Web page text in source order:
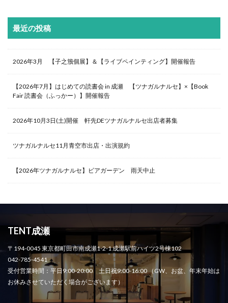
最近の投稿
2026年3月 【子之籏個展】＆【ライブペインティング】開催報告
【2026年7月】はじめての読書会 in 成瀬 【ツナガルナルセ】×【Book
Fair 読書会（ふっかー）】開催報告
2026年10月3日(土)開催 軒先DEツナガルナルセ出店者募集
ツナガルナルセ11月青空市出店・出演規約
【2026年ツナガルナルセ】ビアガーデン 雨天中止
TENT成瀬
〒194-0045 東京都町田市南成瀬1-2-1 成瀬駅前ハイツ2号棟102
042-785-4541
受付営業時間：平日9:00-20:00 土日祝9:00-16:00 （GW、お盆、年末年始は
お休みさせていただく場合がございます）